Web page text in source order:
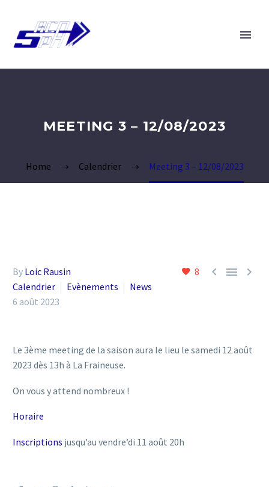
MEETING 3 – 12/08/2023
Home Calendrier Meeting 3 – 12/08/2023
8   
By Loic Rausin
Calendrier
Evènements
News
6 août 2023
Le 3ème meeting de la saison aura le lieu le samedi 12 août
2023 dès 13h à La Fraineuse.
On vous y attend nombreux !
Horaire
Inscriptions jusqu’au vendre’di 11 août 20h